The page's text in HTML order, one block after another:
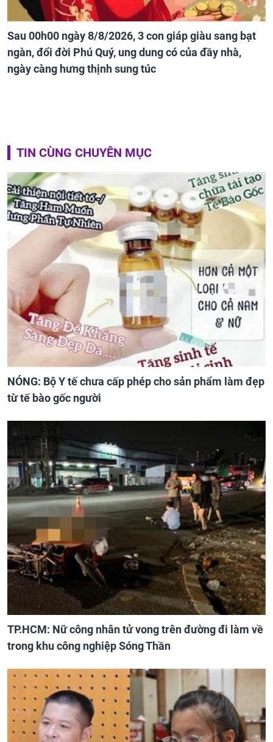
Sau 00h00 ngày 8/8/2026, 3 con giáp giàu sang bạt
ngàn, đổi đời Phú Quý, ung dung có của đầy nhà,
ngày càng hưng thịnh sung túc
TIN CÙNG CHUYÊN MỤC
NÓNG: Bộ Y tế chưa cấp phép cho sản phẩm làm đẹp
từ tế bào gốc người
TP.HCM: Nữ công nhân tử vong trên đường đi làm về
trong khu công nghiệp Sóng Thần